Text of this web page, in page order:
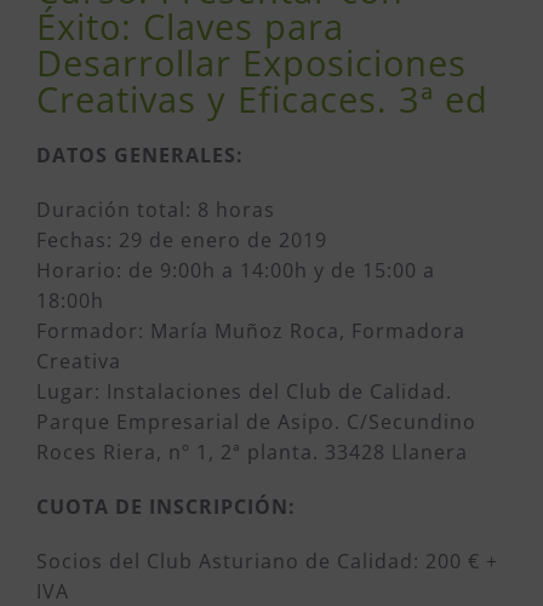
Éxito: Claves para
Desarrollar Exposiciones
Creativas y Eficaces. 3ª ed
DATOS GENERALES:
Duración total: 8 horas
Fechas: 29 de enero de 2019
Horario: de 9:00h a 14:00h y de 15:00 a
18:00h
Formador: María Muñoz Roca, Formadora
Creativa
Lugar: Instalaciones del Club de Calidad.
Parque Empresarial de Asipo. C/Secundino
Roces Riera, nº 1, 2ª planta. 33428 Llanera
CUOTA DE INSCRIPCIÓN:
Socios del Club Asturiano de Calidad: 200 € +
IVA